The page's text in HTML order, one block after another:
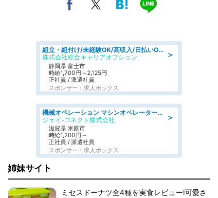
＞
組立・組付け/未経験OK/高収入/日払いOK/寮費無料/交替制
株式会社綜合キャリアオプション
静岡県 富士市
時給1,700円～2,125円
正社員 / 派遣社員
スポンサー：求人ボックス
＞
機械オペレーション マシンオペレーター/皆勤手当有/未経験可
ジェイ-コネクト株式会社
滋賀県 米原市
時給1,200円～
正社員 / 派遣社員
スポンサー：求人ボックス
姉妹サイト
ミセスドーナツ全4種を実食レビュー!可愛さ